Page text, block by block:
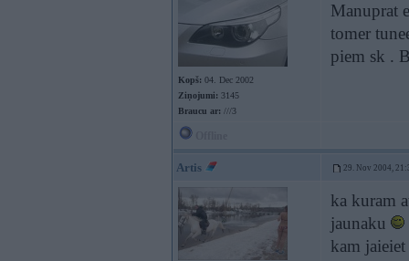
Kopš: 04. Dec 2002
Ziņojumi: 3145
Braucu ar: ///3
Manuprat
tomer
piem sk .
Artis 29. Nov 2004,
ka kuram
jaunaku
kam